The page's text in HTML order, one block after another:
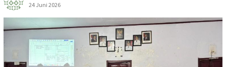
24 Juni 2026